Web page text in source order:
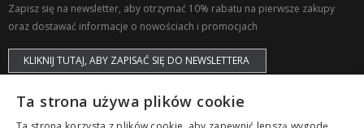
Zapisz się na newsletter, aby otrzymać 10% rabatu na pierwsze zakupy
oraz dostawać informacje o nowościach i promocjach
KLIKNIJ TUTAJ, ABY ZAPISAĆ SIĘ DO NEWSLETTERA
Ta strona używa plików cookie